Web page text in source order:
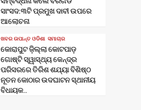
ସାଂସଦ:୩ଟି ପ୍ରମୁଖ ଦାବୀ ଉପରେ
ଆଲୋଚନା
ଖବର ଉପାନ୍ତ ଓଡିଶା ସମାଚାର
କୋରାପୁଟ ଜ଼ିଲ୍ଲା କୋଟପାଡ଼
ଗୋଷ୍ଟି ସ୍ୱାସ୍ଥ୍ୟ କେନ୍ଦ୍ର
ପରିସରରେ ତିରିଶ ଶଯ୍ୟା ବିଶିଷ୍ଠ
ନୂତନ କୋଠାର ଉଦଘାଟନ ସ୍ଥାନୀୟ
ବିଧାୟକ..